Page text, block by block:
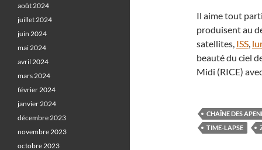
Il aime tout
produisent au
satellites, ISS,
beauté du ciel
Midi (RICE)
CHAÎNE DES
TIME-LAPSE
août 2024
juillet 2024
juin 2024
mai 2024
avril 2024
mars 2024
février 2024
janvier 2024
décembre 2023
novembre 2023
octobre 2023